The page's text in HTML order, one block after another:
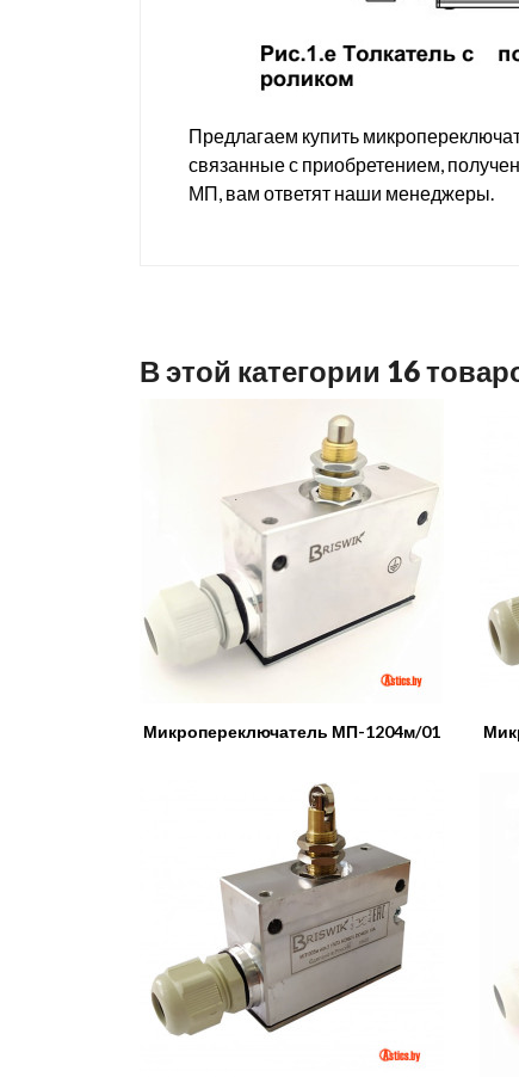
Предлагаем купить
связанные с приобретением,
МП, вам ответят наши менеджеры.
В этой категории 16
Микропереключатель МП-1204м/01